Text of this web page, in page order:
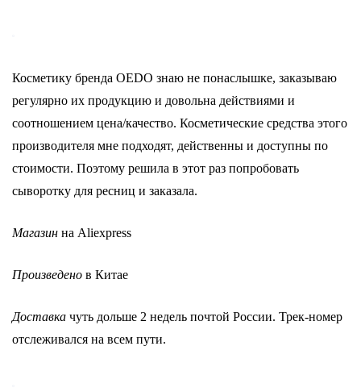
Косметику бренда OEDO знаю не понаслышке, заказываю
регулярно их продукцию и довольна действиями и
соотношением цена/качество. Косметические средства этого
производителя мне подходят, действенны и доступны по
стоимости. Поэтому решила в этот раз попробовать
сыворотку для ресниц и заказала.
Магазин на Aliexpress
Произведено в Китае
Доставка чуть дольше 2 недель почтой России. Трек-номер
отслеживался на всем пути.